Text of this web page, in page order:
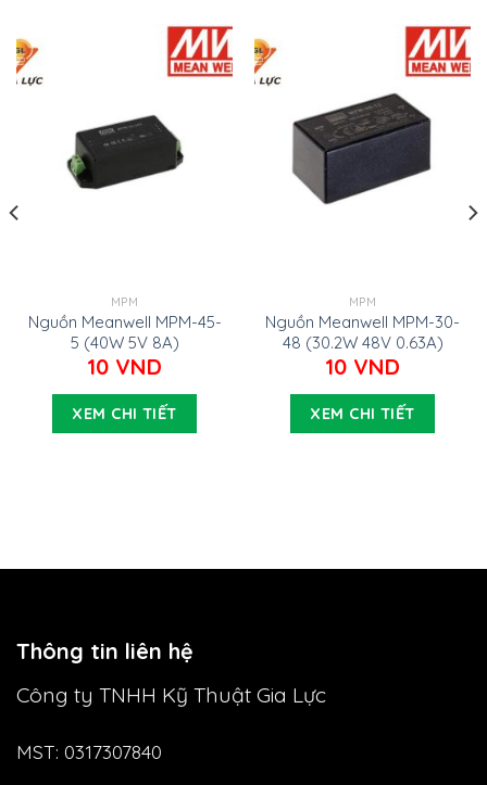
MPM
Nguồn Meanwell MPM-45-
5 (40W 5V 8A)
10 VND
XEM CHI TIẾT
MPM
Nguồn Meanwell MPM-30-
48 (30.2W 48V 0.63A)
10 VND
XEM CHI TIẾT
Thông tin liên hệ
Công ty TNHH Kỹ Thuật Gia Lực
MST: 0317307840